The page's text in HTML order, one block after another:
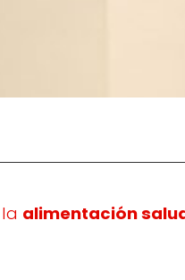
alimentación
más
(33%).
los encuestados
por un